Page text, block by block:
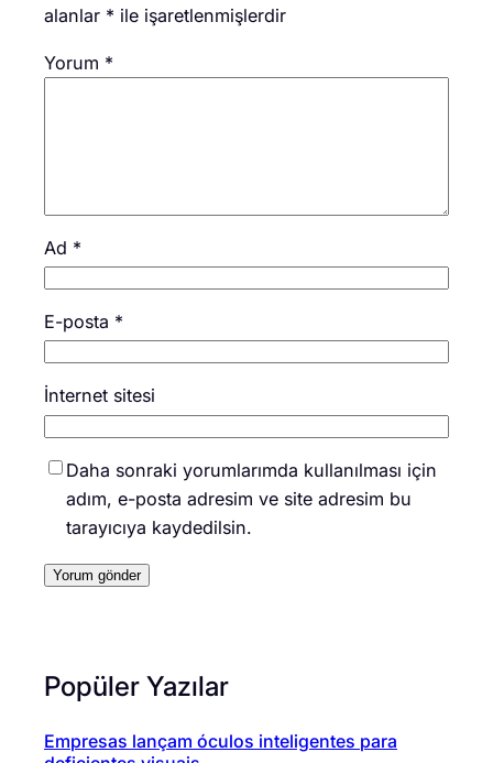
alanlar * ile işaretlenmişlerdir
Yorum *
Ad *
E-posta *
İnternet sitesi
Daha sonraki yorumlarımda kullanılması için
adım, e-posta adresim ve site adresim bu
tarayıcıya kaydedilsin.
Popüler Yazılar
Empresas lançam óculos inteligentes para